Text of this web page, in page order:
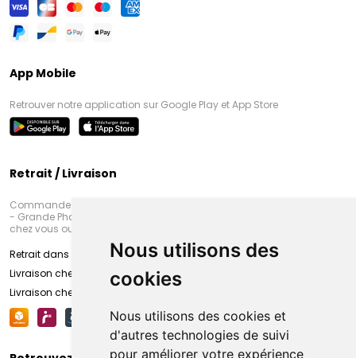
Nous utilisons des
cookies
Nous utilisons des cookies et
d'autres technologies de suivi
pour améliorer votre expérience
App Mobile
Retrouver notre application sur Google Play et App Store
Retrait / Livraison
Commandez en ligne et venez chercher votre commande à Amiens
- Grande Pharmacie d’Amiens (Fachon) ou recevez-là rapidement
chez vous ou en point retrait
Retrait dans la pharmacie d’Amiens
Livraison chez vous
Livraison chez votre commerçant